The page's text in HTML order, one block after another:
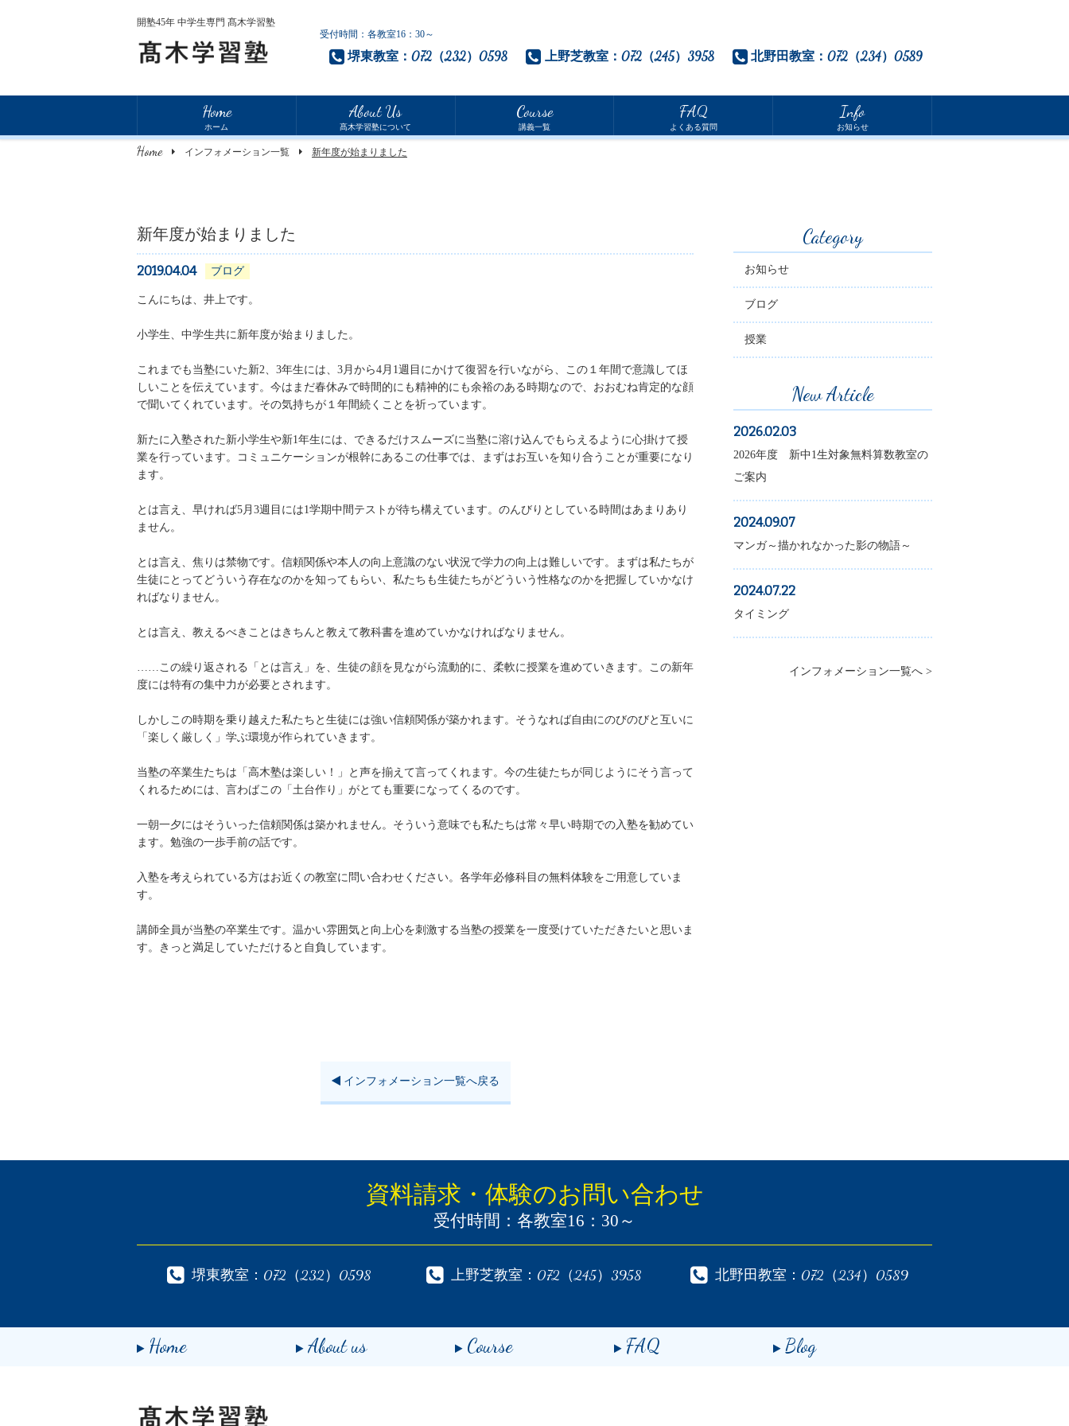
受付時間：各教室16：30～
堺東教室：072（232）0598 上野芝教室：072（245）3958 北野田教室：072（234）0589
開塾45年 中学生専門 髙木学習塾
Home
ホーム
About Us
髙木学習塾について
Course
講義一覧
FAQ
よくある質問
Info
お知らせ
Home インフォメーション一覧 新年度が始まりました
新年度が始まりました
2019.04.04 ブログ
こんにちは、井上です。
小学生、中学生共に新年度が始まりました。
これまでも当塾にいた新2、3年生には、3月から4月1週目にかけて復習を行いながら、この１年間で意識してほ
しいことを伝えています。今はまだ春休みで時間的にも精神的にも余裕のある時期なので、おおむね肯定的な顔
で聞いてくれています。その気持ちが１年間続くことを祈っています。
新たに入塾された新小学生や新1年生には、できるだけスムーズに当塾に溶け込んでもらえるように心掛けて授
業を行っています。コミュニケーションが根幹にあるこの仕事では、まずはお互いを知り合うことが重要になり
ます。
とは言え、早ければ5月3週目には1学期中間テストが待ち構えています。のんびりとしている時間はあまりあり
ません。
とは言え、焦りは禁物です。信頼関係や本人の向上意識のない状況で学力の向上は難しいです。まずは私たちが
生徒にとってどういう存在なのかを知ってもらい、私たちも生徒たちがどういう性格なのかを把握していかなけ
ればなりません。
とは言え、教えるべきことはきちんと教えて教科書を進めていかなければなりません。
……この繰り返される「とは言え」を、生徒の顔を見ながら流動的に、柔軟に授業を進めていきます。この新年
度には特有の集中力が必要とされます。
しかしこの時期を乗り越えた私たちと生徒には強い信頼関係が築かれます。そうなれば自由にのびのびと互いに
「楽しく厳しく」学ぶ環境が作られていきます。
当塾の卒業生たちは「高木塾は楽しい！」と声を揃えて言ってくれます。今の生徒たちが同じようにそう言って
くれるためには、言わばこの「土台作り」がとても重要になってくるのです。
一朝一夕にはそういった信頼関係は築かれません。そういう意味でも私たちは常々早い時期での入塾を勧めてい
ます。勉強の一歩手前の話です。
入塾を考えられている方はお近くの教室に問い合わせください。各学年必修科目の無料体験をご用意していま
す。
講師全員が当塾の卒業生です。温かい雰囲気と向上心を刺激する当塾の授業を一度受けていただきたいと思いま
す。きっと満足していただけると自負しています。
インフォメーション一覧へ戻る
Category
お知らせ
ブログ
授業
New Article
2026.02.03
2026年度 新中1生対象無料算数教室の
ご案内
2024.09.07
マンガ～描かれなかった影の物語～
2024.07.22
タイミング
インフォメーション一覧へ >
資料請求・体験のお問い合わせ
受付時間：各教室16：30～
堺東教室：072（232）0598 上野芝教室：072（245）3958 北野田教室：072（234）0589
Home About us Course FAQ Blog